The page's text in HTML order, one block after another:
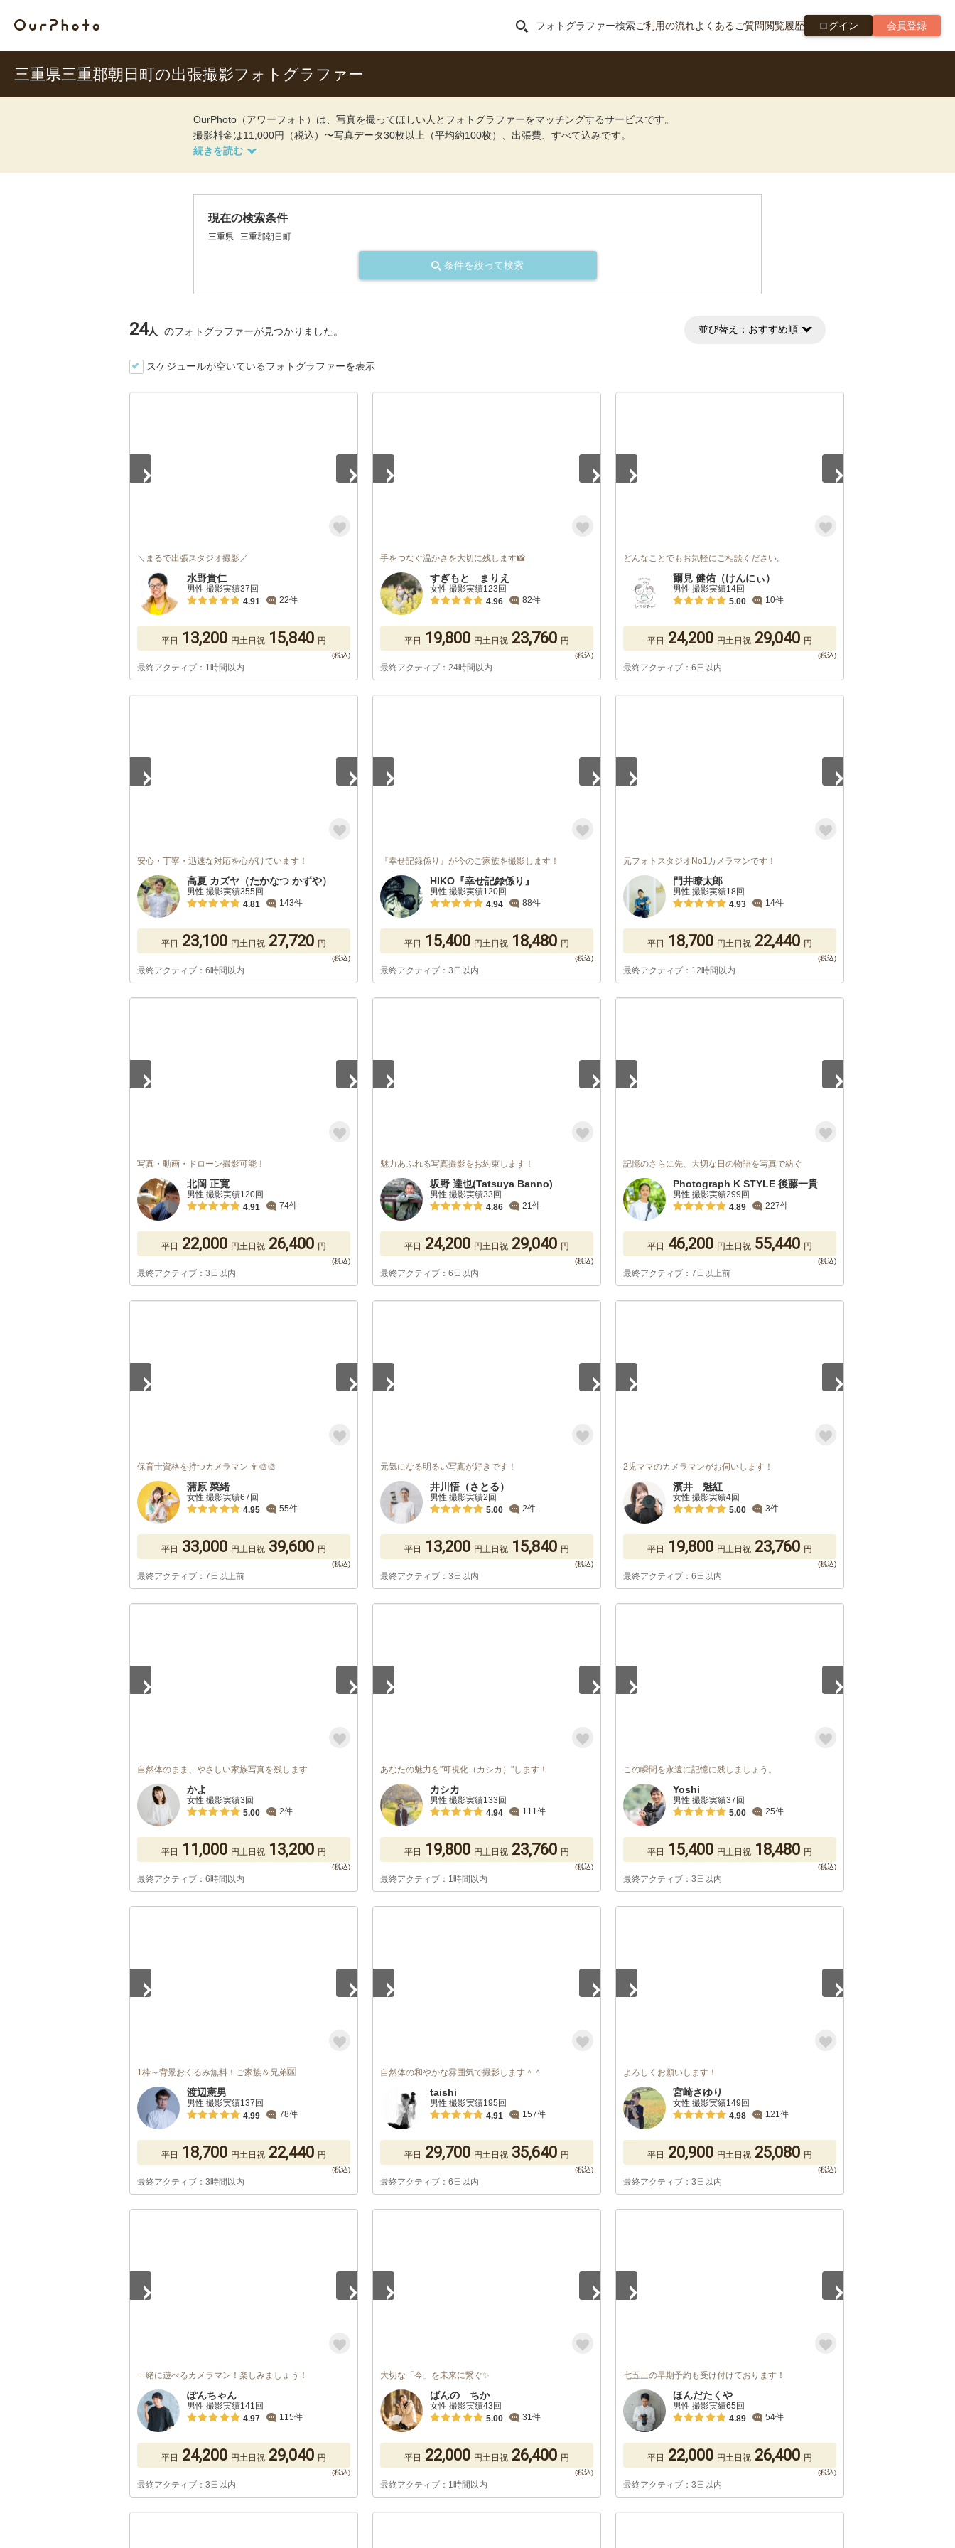
フォトグラファー検索ご利用の流れよくあるご質問閲覧履歴 ログイン 会員登録
三重県三重郡朝日町の出張撮影フォトグラファー
OurPhoto（アワーフォト）は、写真を撮ってほしい人とフォトグラファーをマッチングするサービスです。
撮影料金は11,000円（税込）〜写真データ30枚以上（平均約100枚）、出張費、すべて込みです。
現在の検索条件
三重県 三重郡朝日町
条件を絞って検索
24人 のフォトグラファーが見つかりました。 並び替え： おすすめ順
スケジュールが空いているフォトグラファーを表示
＼まるで出張スタジオ撮影／
水野貴仁
男性 撮影実績37回
4.91
22件
平日 13,200 円土日祝 15,840 円
最終アクティブ：1時間以内
手をつなぐ温かさを大切に残します📸
すぎもと まりえ
女性 撮影実績123回
4.96
82件
平日 19,800 円土日祝 23,760 円
最終アクティブ：24時間以内
どんなことでもお気軽にご相談ください。
爾見 健佑（けんにぃ）
男性 撮影実績14回
5.00
10件
平日 24,200 円土日祝 29,040 円
最終アクティブ：6日以内
安心・丁寧・迅速な対応を心がけています！
高夏 カズヤ（たかなつ かずや）
男性 撮影実績355回
4.81
143件
平日 23,100 円土日祝 27,720 円
最終アクティブ：6時間以内
『幸せ記録係り』が今のご家族を撮影します！
HIKO『幸せ記録係り』
男性 撮影実績120回
4.94
88件
平日 15,400 円土日祝 18,480 円
最終アクティブ：3日以内
元フォトスタジオNo1カメラマンです！
門井瞭太郎
男性 撮影実績18回
4.93
14件
平日 18,700 円土日祝 22,440 円
最終アクティブ：12時間以内
写真・動画・ドローン撮影可能！
北岡 正寛
男性 撮影実績120回
4.91
74件
平日 22,000 円土日祝 26,400 円
最終アクティブ：3日以内
魅力あふれる写真撮影をお約束します！
坂野 達也(Tatsuya Banno)
男性 撮影実績33回
4.86
21件
平日 24,200 円土日祝 29,040 円
最終アクティブ：6日以内
記憶のさらに先、大切な日の物語を写真で紡ぐ
Photograph K STYLE 後藤一貴
男性 撮影実績299回
4.89
227件
平日 46,200 円土日祝 55,440 円
最終アクティブ：7日以上前
保育士資格を持つカメラマン 👩‍🎨🎨
蒲原 菜緒
女性 撮影実績67回
4.95
55件
平日 33,000 円土日祝 39,600 円
最終アクティブ：7日以上前
元気になる明るい写真が好きです！
井川悟（さとる）
男性 撮影実績2回
5.00
2件
平日 13,200 円土日祝 15,840 円
最終アクティブ：3日以内
2児ママのカメラマンがお伺いします！
濱井 魅紅
女性 撮影実績4回
5.00
3件
平日 19,800 円土日祝 23,760 円
最終アクティブ：6日以内
自然体のまま、やさしい家族写真を残します
かよ
女性 撮影実績3回
5.00
2件
平日 11,000 円土日祝 13,200 円
最終アクティブ：6時間以内
あなたの魅力を"可視化（カシカ）"します！
カシカ
男性 撮影実績133回
4.94
111件
平日 19,800 円土日祝 23,760 円
最終アクティブ：1時間以内
この瞬間を永遠に記憶に残しましょう。
Yoshi
男性 撮影実績37回
5.00
25件
平日 15,400 円土日祝 18,480 円
最終アクティブ：3日以内
1枠～背景おくるみ無料！ご家族＆兄弟🆗
渡辺憲男
男性 撮影実績137回
4.99
78件
平日 18,700 円土日祝 22,440 円
最終アクティブ：3時間以内
自然体の和やかな雰囲気で撮影します＾＾
taishi
男性 撮影実績195回
4.91
157件
平日 29,700 円土日祝 35,640 円
最終アクティブ：6日以内
よろしくお願いします！
宮崎さゆり
女性 撮影実績149回
4.98
121件
平日 20,900 円土日祝 25,080 円
最終アクティブ：3日以内
一緒に遊べるカメラマン！楽しみましょう！
ぽんちゃん
男性 撮影実績141回
4.97
115件
平日 24,200 円土日祝 29,040 円
最終アクティブ：3日以内
大切な「今」を未来に繋ぐ✨
ばんの ちか
女性 撮影実績43回
5.00
31件
平日 22,000 円土日祝 26,400 円
最終アクティブ：1時間以内
七五三の早期予約も受け付けております！
ほんだたくや
男性 撮影実績65回
4.89
54件
平日 22,000 円土日祝 26,400 円
最終アクティブ：3日以内